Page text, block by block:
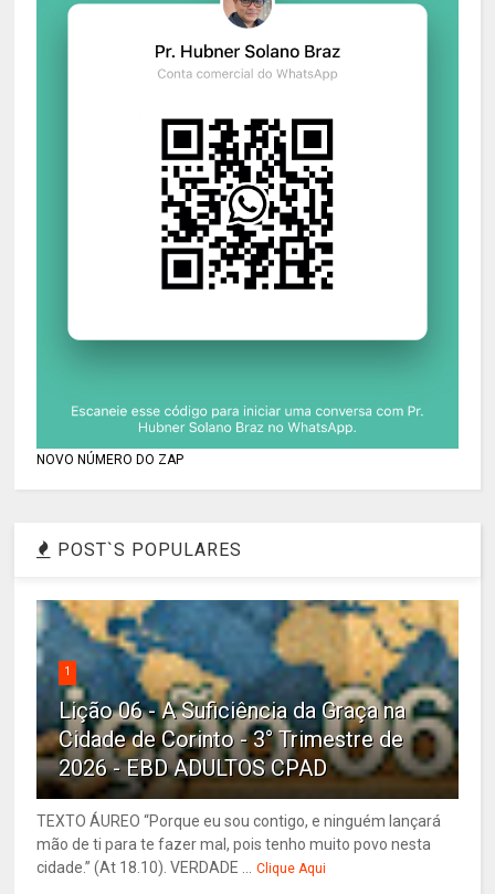
NOVO NÚMERO DO ZAP
POST`S POPULARES
1
Lição 06 - A Suficiência da Graça na
Cidade de Corinto - 3° Trimestre de
2026 - EBD ADULTOS CPAD
TEXTO ÁUREO “Porque eu sou contigo, e ninguém lançará
mão de ti para te fazer mal, pois tenho muito povo nesta
cidade.” (At 18.10). VERDADE ... Clique Aqui